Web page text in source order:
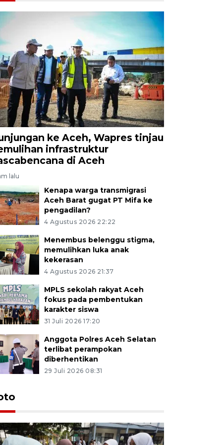
ke Aceh, Wapres tinjau
infrastruktur
di Aceh
lalu
Kenapa warga transmigrasi
Aceh Barat gugat PT Mifa ke
pengadilan?
4 Agustus 2026 22:22
Menembus belenggu stigma,
memulihkan luka anak
kekerasan
4 Agustus 2026 21:37
MPLS sekolah rakyat Aceh
fokus pada pembentukan
karakter siswa
31 Juli 2026 17:20
Anggota Polres Aceh Selatan
terlibat perampokan
diberhentikan
29 Juli 2026 08:31